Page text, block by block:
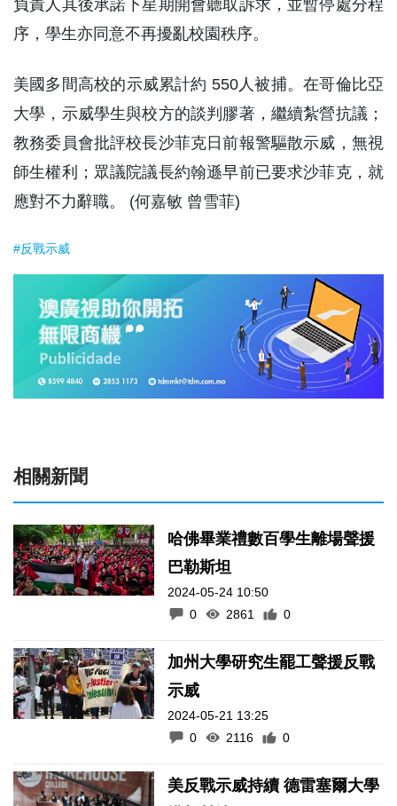
負責人其後承諾下星期開會聽取訴求，並暫停處分程
序，學生亦同意不再擾亂校園秩序。
美國多間高校的示威累計約 550人被捕。在哥倫比亞
大學，示威學生與校方的談判膠著，繼續紮營抗議；
教務委員會批評校長沙菲克日前報警驅散示威，無視
師生權利；眾議院議長約翰遜早前已要求沙菲克，就
應對不力辭職。 (何嘉敏 曾雪菲)
#反戰示威
相關新聞
哈佛畢業禮數百學生離場聲援
巴勒斯坦
2024-05-24 10:50
0
2861 0
加州大學研究生罷工聲援反戰
示威
2024-05-21 13:25
0
2116 0
美反戰示威持續 德雷塞爾大學